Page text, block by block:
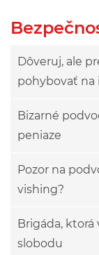
Dôveruj, ale
pohybovať
Bizarné
peniaze
Pozor na
vishing?
Brigáda, ktorá
slobodu